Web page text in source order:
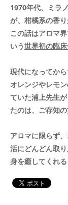
1970年代、ミラ
が、柑橘系の香り
この話はアロマ
いう世界初の臨
現代になってか
オレンジやレモ
ていた浦上先生
たのは、ご存知
アロマに限らず
活にどんどん取
身を癒してくれ